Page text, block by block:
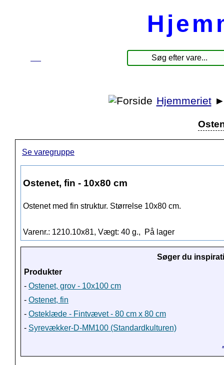
Hjemmeriet
Se varegruppe
Ostenet, fin - 10x80 cm
Ostenet med fin struktur. Størrelse 10x80 cm.
Varenr.: 1210.10x81, Vægt: 40 g., På lager
Søger du
Produkter
- Ostenet, grov - 10x100 cm
- Ostenet, fin
- Osteklæde - Fintvævet - 80 cm x 80 cm
- Syrevækker-D-MM100 (Standardkulturen)